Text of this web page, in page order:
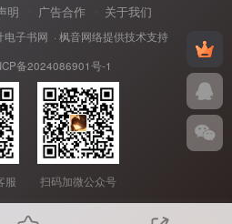
明 广告合作 关于我们
电子书网 · 枫音网络提供技术支持
备2024086901号-1
服 扫码加微公众号